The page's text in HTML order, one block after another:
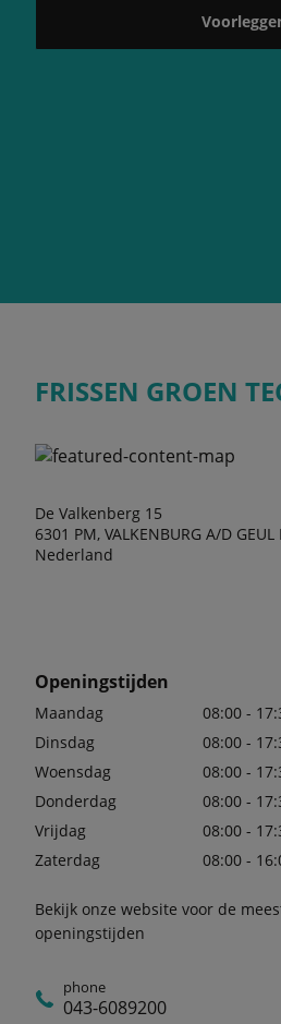
FRISSEN GROEN
De Valkenberg 15
6301 PM, VALKENBURG A/D GEUL
Nederland
Openingstijden
Maandag
08:00 -
Dinsdag
08:00 -
Woensdag
08:00 -
Donderdag
08:00 -
Vrijdag
08:00 -
Zaterdag
08:00 -
Bekijk onze website voor de
openingstijden
phone
043-6089200